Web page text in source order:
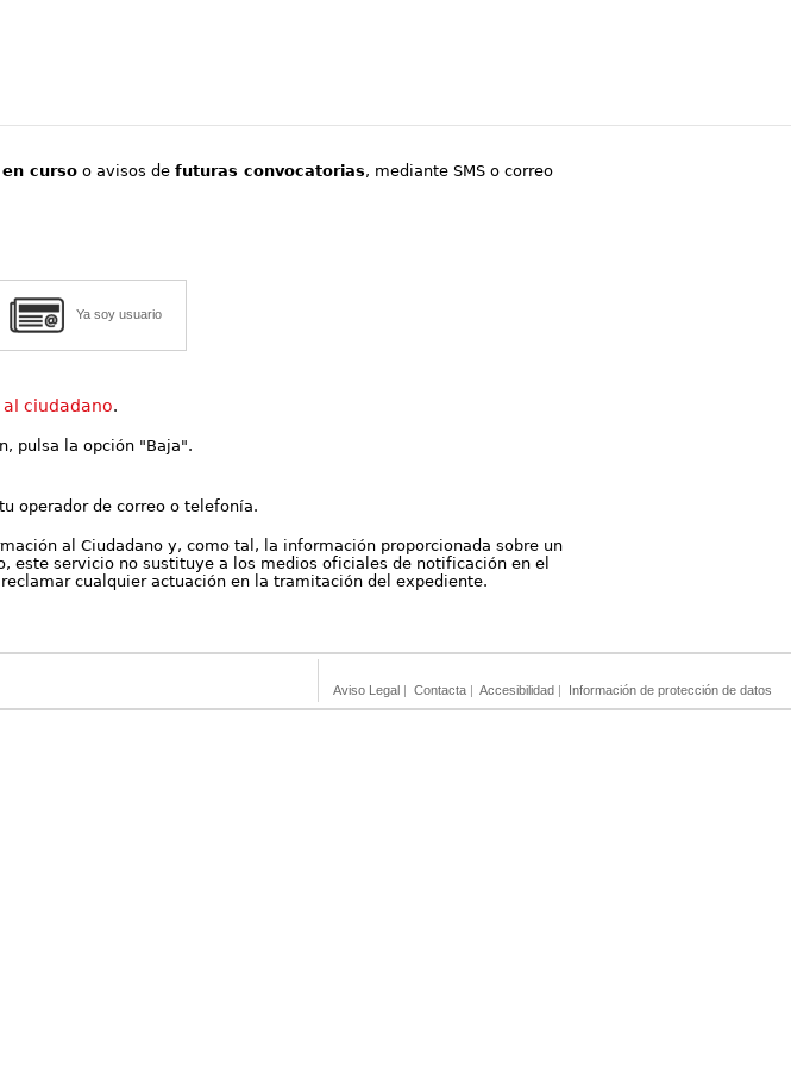
curso o avisos defuturas convocatorias, mediante SMS o correo
Ya soy usuario
ciudadano.
pulsa la opción "Baja".
operador de correo o telefonía.
al Ciudadano y, como tal, la información proporcionada sobre un
servicio no sustituye a los medios oficiales de notificación en el
cualquier actuación en la tramitación del expediente.
Aviso Legal | Contacta | Accesibilidad | Información de protección de datos